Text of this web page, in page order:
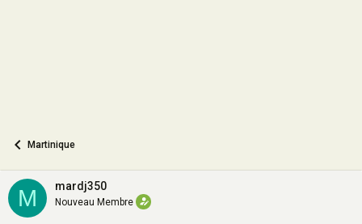
Martinique
M mardj350
Nouveau Membre